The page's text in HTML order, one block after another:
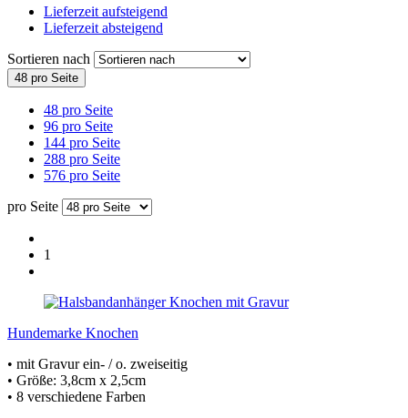
Lieferzeit aufsteigend
Lieferzeit absteigend
Sortieren nach
48 pro Seite
48 pro Seite
96 pro Seite
144 pro Seite
288 pro Seite
576 pro Seite
pro Seite
1
Hundemarke Knochen
• mit Gravur ein- / o. zweiseitig
• Größe: 3,8cm x 2,5cm
• 8 verschiedene Farben